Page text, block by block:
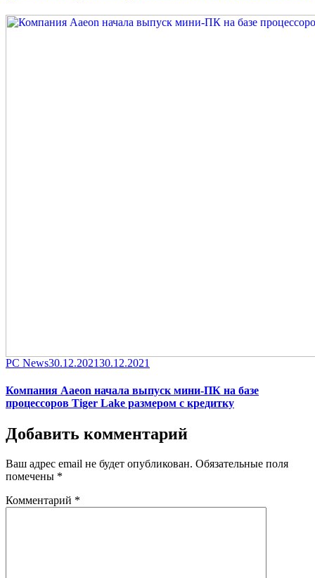
Category
PC NewsPosted
30.12.202130.12.2021
Компания Aaeon начала выпуск мини-ПК на базе
процессоров Tiger Lake размером с кредитку
Добавить комментарий
Ваш адрес email не будет опубликован. Обязательные поля
помечены *
Комментарий *